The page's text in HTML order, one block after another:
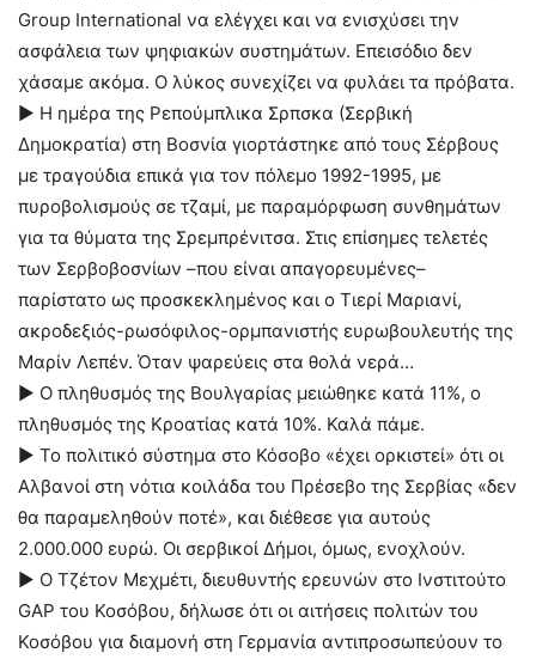
Group International να ελέγχει και να ενισχύσει την
ασφάλεια των ψηφιακών συστημάτων. Επεισόδιο δεν
χάσαμε ακόμα. Ο λύκος συνεχίζει να φυλάει τα πρόβατα.
► Η ημέρα της Ρεπούμπλικα Σρπσκα (Σερβική
Δημοκρατία) στη Βοσνία γιορτάστηκε από τους Σέρβους
με τραγούδια επικά για τον πόλεμο 1992-1995, με
πυροβολισμούς σε τζαμί, με παραμόρφωση συνθημάτων
για τα θύματα της Σρεμπρένιτσα. Στις επίσημες τελετές
των Σερβοβοσνίων –που είναι απαγορευμένες–
παρίστατο ως προσκεκλημένος και ο Τιερί Μαριανί,
ακροδεξιός-ρωσόφιλος-ορμπανιστής ευρωβουλευτής της
Μαρίν Λεπέν. Όταν ψαρεύεις στα θολά νερά…
► Ο πληθυσμός της Βουλγαρίας μειώθηκε κατά 11%, ο
πληθυσμός της Κροατίας κατά 10%. Καλά πάμε.
► Το πολιτικό σύστημα στο Κόσοβο «έχει ορκιστεί» ότι οι
Αλβανοί στη νότια κοιλάδα του Πρέσεβο της Σερβίας «δεν
θα παραμεληθούν ποτέ», και διέθεσε για αυτούς
2.000.000 ευρώ. Οι σερβικοί Δήμοι, όμως, ενοχλούν.
► Ο Τζέτον Μεχμέτι, διευθυντής ερευνών στο Ινστιτούτο
GAP του Κοσόβου, δήλωσε ότι οι αιτήσεις πολιτών του
Κοσόβου για διαμονή στη Γερμανία αντιπροσωπεύουν το